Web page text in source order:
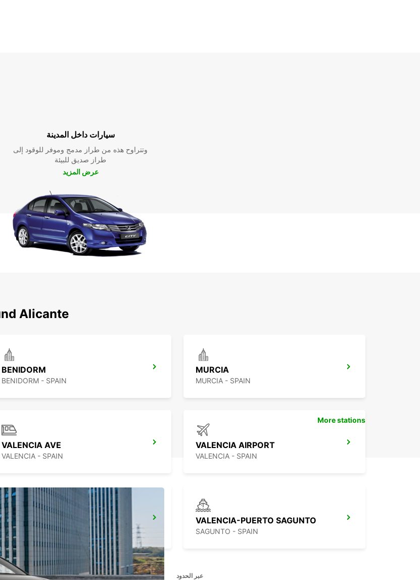
سيارات داخل المدينة
وتتراوح هذه من طراز مدمج وموفر للوقود إلى
طراز صديق للبيئة
عرض المزيد
Alicante
BENIDORM
BENIDORM - SPAIN
MURCIA
MURCIA - SPAIN
VALENCIA AVE
VALENCIA - SPAIN
VALENCIA AIRPORT
VALENCIA - SPAIN
ALBACETE
ALBACETE - SPAIN
VALENCIA-PUERTO SAGUNTO
SAGUNTO - SPAIN
More stations
عبر الحدود